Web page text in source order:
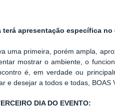
apresentação específica no
uma primeira, porém ampla,
mostrar o ambiente, o
é, em verdade ou
e desejar a todos e todas, BOAS
DIA DO EVENTO: